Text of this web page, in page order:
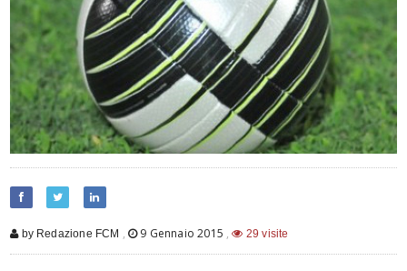
by Redazione FCM , 9 Gennaio 2015 , 29 visite